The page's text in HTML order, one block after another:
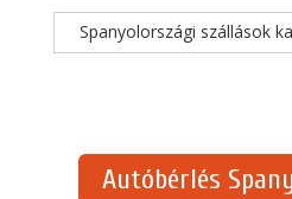
Spanyolországi szállások
Autóbérlés